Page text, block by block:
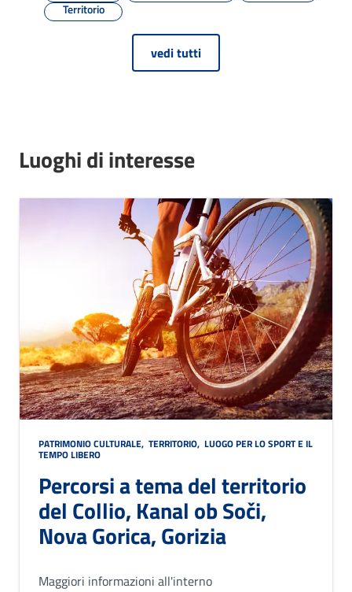
Territorio
vedi tutti
Luoghi di interesse
PATRIMONIO CULTURALE, TERRITORIO, LUOGO PER LO SPORT E IL
TEMPO LIBERO
Percorsi a tema del territorio
del Collio, Kanal ob Soči,
Nova Gorica, Gorizia
Maggiori informazioni all'interno